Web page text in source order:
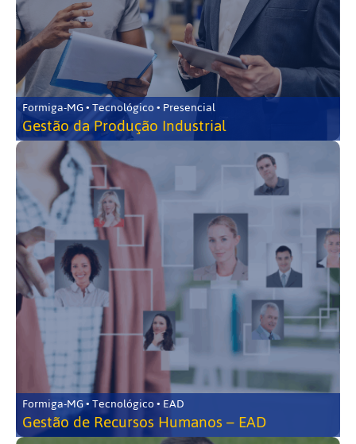
Formiga-MG • Tecnológico • Presencial
Gestão da Produção Industrial
Formiga-MG • Tecnológico • EAD
Gestão de Recursos Humanos – EAD